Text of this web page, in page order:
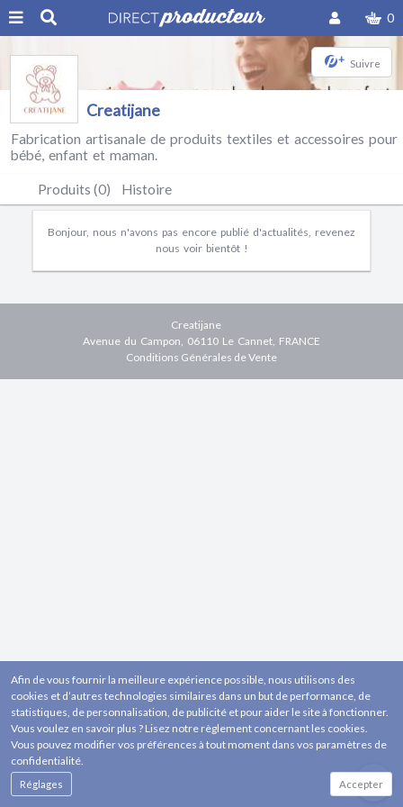
0
+ Suivre
Creatijane
Fabrication artisanale de produits textiles et accessoires pour
bébé, enfant et maman.
Produits (0) Histoire
Bonjour, nous n'avons pas encore publié d'actualités, revenez
nous voir bientôt !
Creatijane
Avenue du Campon, 06110 Le Cannet, FRANCE
Conditions Générales de Vente
Afin de vous fournir la meilleure expérience possible, nous utilisons des
cookies et d’autres technologies similaires dans un but de performance, de
statistiques, de personnalisation, de publicité et pour aider le site à fonctionner.
Vous voulez en savoir plus ? Lisez notre règlement concernant les cookies.
Vous pouvez modifier vos préférences à tout moment dans vos paramètres de
confidentialité.
Réglages Accepter